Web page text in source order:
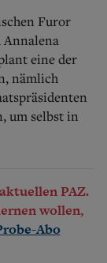
Furor
Annalena
eine der
nämlich
um selbst in
PAZ.
wollen,
Abo